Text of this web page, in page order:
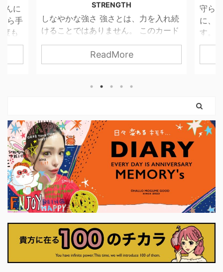
んに
ら手
も
せ
思っ
ーに
ま
押せ
STRENGTH
しなやかな強さ 強さとは、力を入れ続
けることではありません。 このカード
が描くのは、やさしさを失わずに、世
界と関わっていく力。 無理に押し切ら
なくてもいい。 我慢し続けなくてもい
け力を使えばいいのです。 弓を引く手
に、やさしさを捨てなくていい」 とい
うことを教えてくれます。 前のカード
で育ててきた意志は、 ここで初めて、
外の世界に触れはじめます。 それは大
きな行動でなくてもかまいません。 小
さく ...
ReadMore
守ら
に、
す。
って
ちゃ
りも
に、